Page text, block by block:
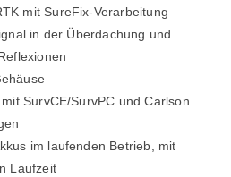
mit SureFix-Verarbeitung
in der Überdachung und
SurvCE/SurvPC und Carlson
im laufenden Betrieb, mit
Laufzeit